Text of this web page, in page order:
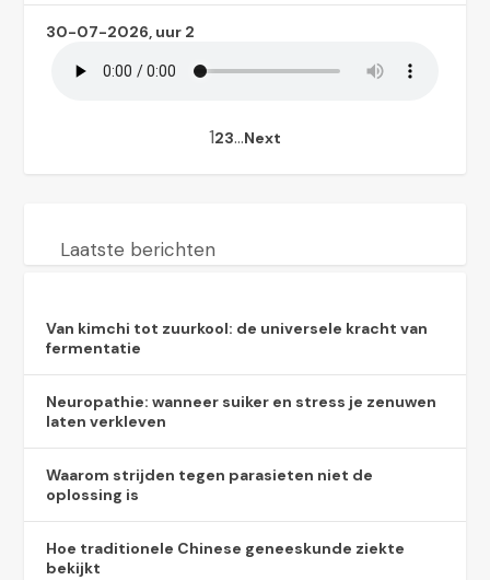
30-07-2026, uur 2
123…Next
Laatste berichten
Van kimchi tot zuurkool: de universele kracht van
fermentatie
Neuropathie: wanneer suiker en stress je zenuwen
laten verkleven
Waarom strijden tegen parasieten niet de
oplossing is
Hoe traditionele Chinese geneeskunde ziekte
bekijkt